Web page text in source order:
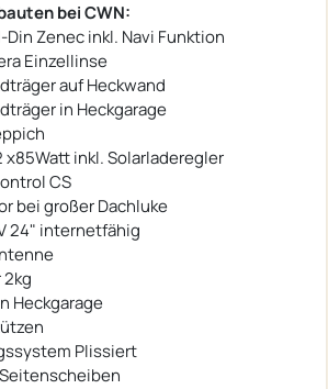
bei CWN:
Din Zenec inkl. Navi Funktion
Einzellinse
auf Heckwand
in Heckgarage
x85Watt inkl. Solarladeregler
CS
bei großer Dachluke
24" internetfähig
Heckgarage
Plissiert